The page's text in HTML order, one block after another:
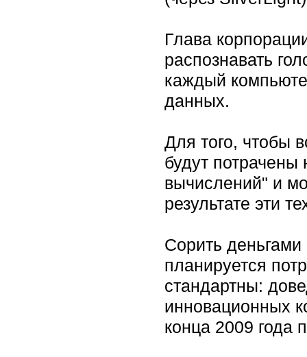
Глава
распознавать
каждый
данных.
Для того, чтобы
будут
вычислений" и
результате эти
Сорить
планируется
стандартны:
инновационных
конца 2009 года